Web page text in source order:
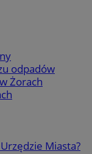
odpadów
Żorach
Miasta?